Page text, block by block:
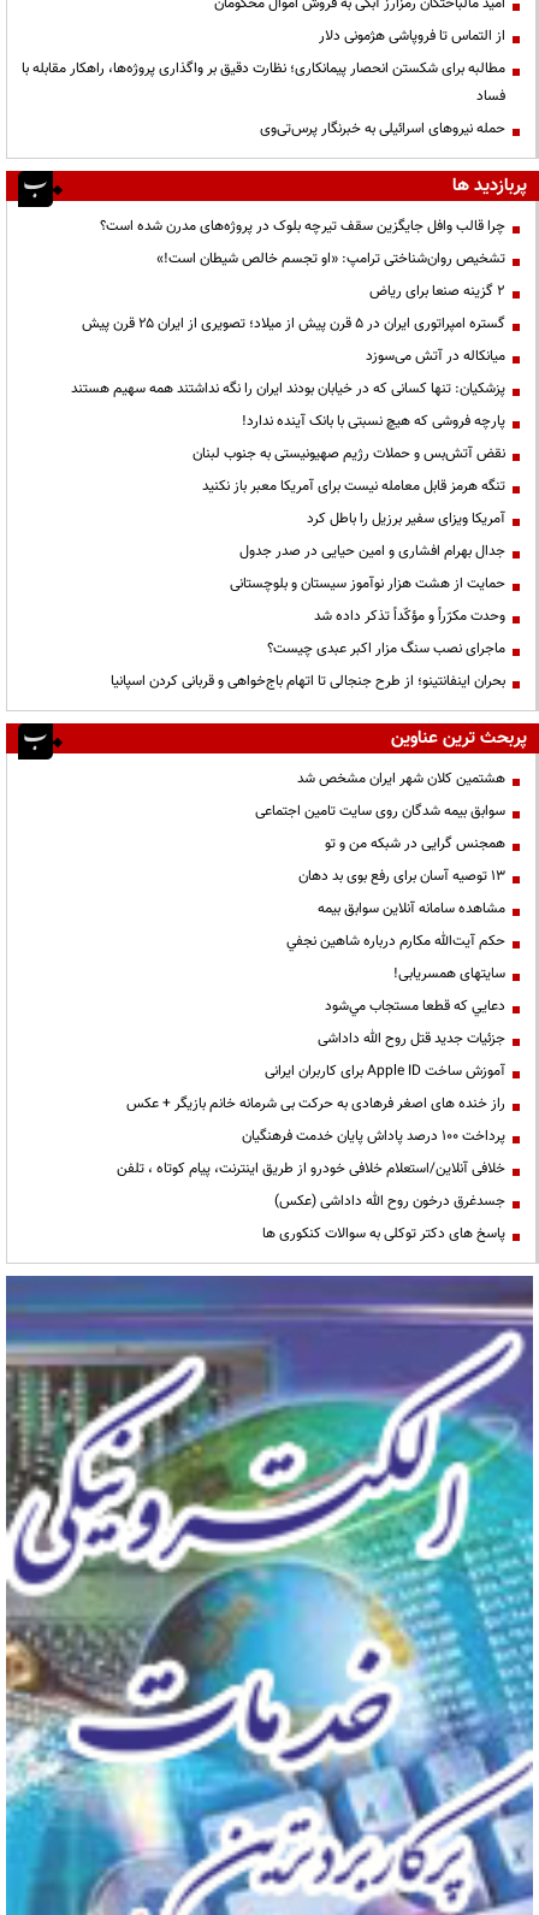
از التماس تا فروپاشی هژمونی دلار
مطالبه برای شکستن انحصار پیمانکاری؛ نظارت دقیق بر واگذاری پروژه‌ها، راهکار مقابله با
فساد
حمله نیروهای اسرائیلی به خبرنگار پرس‌تی‌وی
پربازدید ها
چرا قالب وافل جایگزین سقف تیرچه بلوک در پروژه‌های مدرن شده است؟
تشخیص روان‌شناختی ترامپ: «او تجسم خالص شیطان است!»
۲ گزینه صنعا برای ریاض
گستره امپراتوری ایران در ۵ قرن پیش از میلاد؛ تصویری از ایران ۲۵ قرن پیش
میانکاله در آتش می‌سوزد
پزشکیان: تنها کسانی که در خیابان بودند ایران را نگه نداشتند همه سهیم هستند
پارچه فروشی که هیچ نسبتی با بانک آینده ندارد!
نقض آتش‌بس و حملات رژیم صهیونیستی به جنوب لبنان
تنگه هرمز قابل معامله نیست برای آمریکا معبر باز نکنید
آمریکا ویزای سفیر برزیل را باطل کرد
جدال بهرام افشاری و امین حیایی در صدر جدول
حمایت از هشت هزار نوآموز سیستان و بلوچستانی
وحدت مکرّراً و مؤکّداً تذکر داده شد
ماجرای نصب سنگ مزار اکبر عبدی چیست؟
بحران اینفانتینو؛ از طرح جنجالی تا اتهام باج‌خواهی و قربانی کردن اسپانیا
پربحث ترین عناوین
هشتمین کلان شهر ایران مشخص شد
سوابق بیمه شدگان روی سایت تامین اجتماعی
همجنس گرایی در شبکه من و تو
13 توصیه آسان برای رفع بوی بد دهان
مشاهده سامانه آنلاين سوابق بیمه
حكم آيت‌الله مكارم درباره شاهين نجفي
سایتهای همسریابی!
دعايي كه قطعا مستجاب مي‌شود
جزئیات جدید قتل روح الله داداشی
آموزش ساخت Apple ID برای کاربران ایرانی
راز خنده های اصغر فرهادی به حرکت بی شرمانه خانم بازیگر + عکس
پرداخت ۱۰۰ درصد پاداش پایان خدمت فرهنگیان
خلافی آنلاین/استعلام خلافی خودرو از طریق اینترنت، پیام کوتاه ، تلفن
جسدغرق درخون روح الله داداشی (عکس)
پاسخ های دکتر توکلی به سوالات کنکوری ها